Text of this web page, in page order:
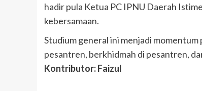
hadir pula Ketua PC IPNU Daerah
kebersamaan.
Studium general ini menjadi
pesantren, berkhidmah di pesantren,
Kontributor: Faizul